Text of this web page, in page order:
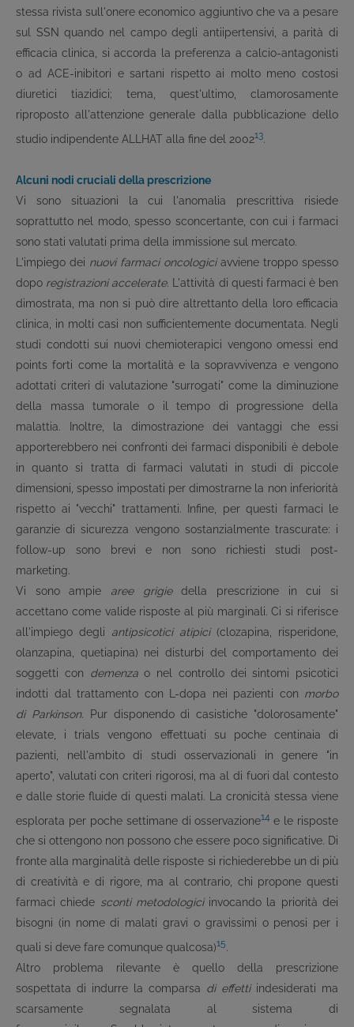
stessa rivista sull'onere economico aggiuntivo che va a pesare
sul SSN quando nel campo degli antiipertensivi, a parità di
efficacia clinica, si accorda la preferenza a calcio-antagonisti
o ad ACE-inibitori e sartani rispetto ai molto meno costosi
diuretici tiazidici; tema, quest'ultimo, clamorosamente
riproposto all'attenzione generale dalla pubblicazione dello
studio indipendente ALLHAT alla fine del 200213.
Alcuni nodi cruciali della prescrizione
Vi sono situazioni la cui l'anomalia prescrittiva risiede
soprattutto nel modo, spesso sconcertante, con cui i farmaci
sono stati valutati prima della immissione sul mercato.
L'impiego dei nuovi farmaci oncologiciavviene troppo spesso
dopo registrazioni accelerate. L'attività di questi farmaci è ben
dimostrata, ma non si può dire altrettanto della loro efficacia
clinica, in molti casi non sufficientemente documentata. Negli
studi condotti sui nuovi chemioterapici vengono omessi end
points forti come la mortalità e la sopravvivenza e vengono
adottati criteri di valutazione "surrogati" come la diminuzione
della massa tumorale o il tempo di progressione della
malattia. Inoltre, la dimostrazione dei vantaggi che essi
apporterebbero nei confronti dei farmaci disponibili è debole
in quanto si tratta di farmaci valutati in studi di piccole
dimensioni, spesso impostati per dimostrarne la non inferiorità
rispetto ai "vecchi" trattamenti. Infine, per questi farmaci le
garanzie di sicurezza vengono sostanzialmente trascurate: i
follow-up sono brevi e non sono richiesti studi post-
marketing.
Vi sono ampie aree grigiedella prescrizione in cui si
accettano come valide risposte al più marginali. Ci si riferisce
all'impiego degli antipsicotici atipici (clozapina, risperidone,
olanzapina, quetiapina) nei disturbi del comportamento dei
soggetti con demenzao nel controllo dei sintomi psicotici
indotti dal trattamento con L-dopa nei pazienti con morbo
di Parkinson. Pur disponendo di casistiche "dolorosamente"
elevate, i trials vengono effettuati su poche centinaia di
pazienti, nell'ambito di studi osservazionali in genere "in
aperto", valutati con criteri rigorosi, ma al di fuori dal contesto
e dalle storie fluide di questi malati. La cronicità stessa viene
esplorata per poche settimane di osservazione14 e le risposte
che si ottengono non possono che essere poco significative. Di
fronte alla marginalità delle risposte si richiederebbe un di più
di creatività e di rigore, ma al contrario, chi propone questi
farmaci chiede sconti metodologici invocando la priorità dei
bisogni (in nome di malati gravi o gravissimi o penosi per i
quali si deve fare comunque qualcosa)15.
Altro problema rilevante è quello della prescrizione
sospettata di indurre la comparsa di effetti indesiderati ma
scarsamente segnalata al sistema di